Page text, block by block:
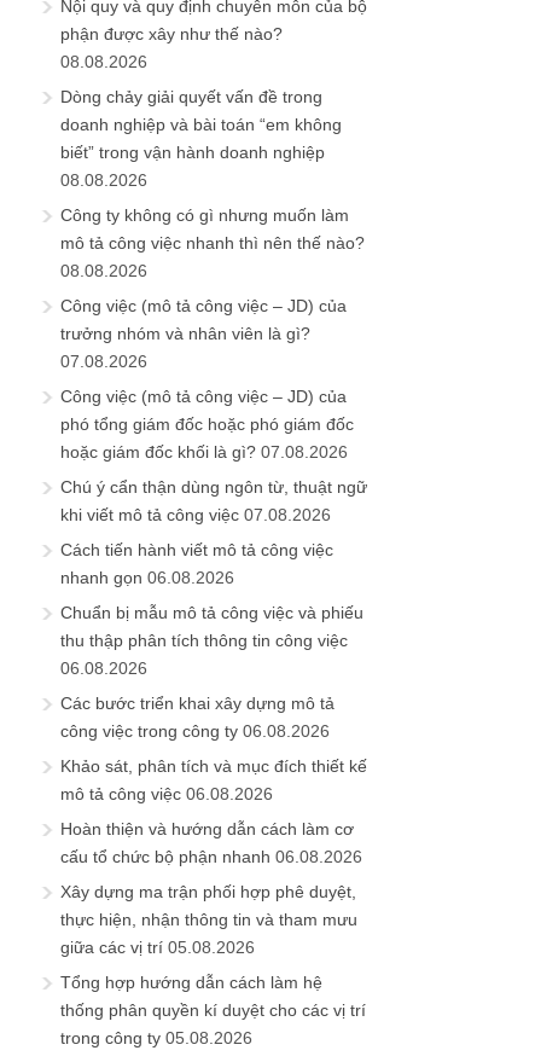
Nội quy và quy định chuyên môn của bộ
phận được xây như thế nào?
08.08.2026
Dòng chảy giải quyết vấn đề trong
doanh nghiệp và bài toán “em không
biết” trong vận hành doanh nghiệp
08.08.2026
Công ty không có gì nhưng muốn làm
mô tả công việc nhanh thì nên thế nào?
08.08.2026
Công việc (mô tả công việc – JD) của
trưởng nhóm và nhân viên là gì?
07.08.2026
Công việc (mô tả công việc – JD) của
phó tổng giám đốc hoặc phó giám đốc
hoặc giám đốc khối là gì? 07.08.2026
Chú ý cẩn thận dùng ngôn từ, thuật ngữ
khi viết mô tả công việc 07.08.2026
Cách tiến hành viết mô tả công việc
nhanh gọn 06.08.2026
Chuẩn bị mẫu mô tả công việc và phiếu
thu thập phân tích thông tin công việc
06.08.2026
Các bước triển khai xây dựng mô tả
công việc trong công ty 06.08.2026
Khảo sát, phân tích và mục đích thiết kế
mô tả công việc 06.08.2026
Hoàn thiện và hướng dẫn cách làm cơ
cấu tổ chức bộ phận nhanh 06.08.2026
Xây dựng ma trận phối hợp phê duyệt,
thực hiện, nhận thông tin và tham mưu
giữa các vị trí 05.08.2026
Tổng hợp hướng dẫn cách làm hệ
thống phân quyền kí duyệt cho các vị trí
trong công ty 05.08.2026